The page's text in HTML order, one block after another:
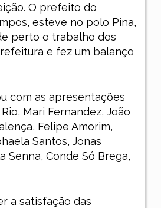
O prefeito do
esteve no polo Pina,
perto o trabalho dos
e fez um balanço
com as apresentações
Mari Fernandez, João
Felipe Amorim,
Santos, Jonas
Senna, Conde Só Brega,
a satisfação das